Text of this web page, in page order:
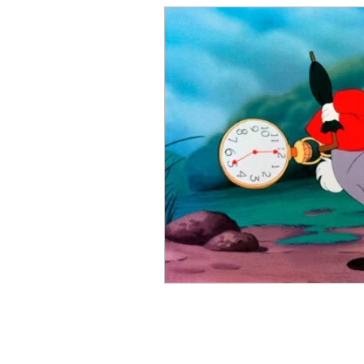
La science et l'hypnose
Hypnose et insomnies
hypnose et connaissance de